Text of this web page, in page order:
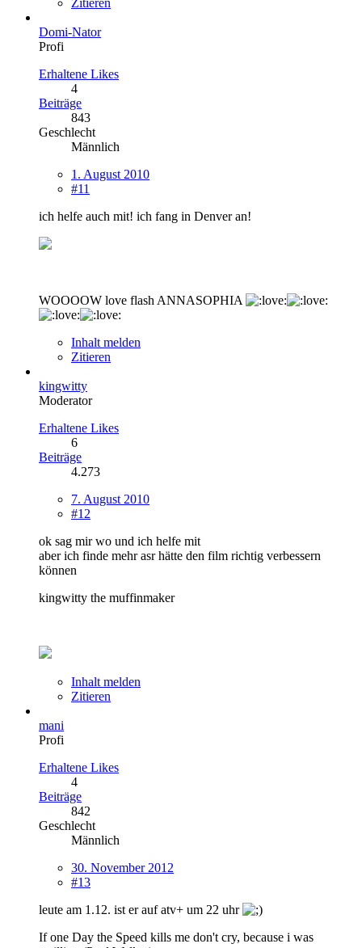
Domi-Nator
Profi
Erhaltene Likes
4
Beiträge
843
Geschlecht
Männlich
1. August 2010
#11
ich helfe auch mit! ich fang in Denver an!
WOOOOW love flash ANNASOPHIA
Inhalt melden
Zitieren
kingwitty
Moderator
Erhaltene Likes
6
Beiträge
4.273
7. August 2010
#12
ok sag mir wo und ich helfe mit
aber ich finde mehr asr hätte den film richtig verbessern
können
kingwitty the muffinmaker
Inhalt melden
Zitieren
mani
Profi
Erhaltene Likes
4
Beiträge
842
Geschlecht
Männlich
30. November 2012
#13
leute am 1.12. ist er auf atv+ um 22 uhr
If one Day the Speed kills me don't cry, because i was